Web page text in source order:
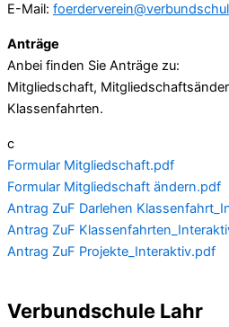
E-Mail:
Anträge
Anbei finden Sie Anträge zu:
Mitgliedschaft,
Klassenfahrten.
c
Formular Mitgliedschaft.pdf
Formular Mitgliedschaft ändern.pdf
Antrag ZuF Darlehen
Antrag ZuF
Antrag ZuF Projekte_Interaktiv.pdf
Verbundschule Lahr